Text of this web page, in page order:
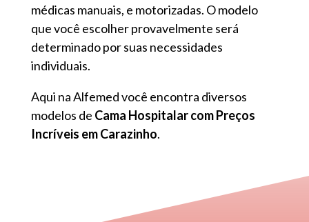
médicas manuais, e motorizadas. O modelo
que você escolher provavelmente será
determinado por suas necessidades
individuais.
Aqui na Alfemed você encontra diversos
modelos de Cama Hospitalar com Preços
Incríveis em Carazinho.